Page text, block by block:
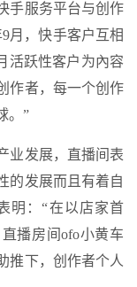
服务平台与创作
月，快手客户互相
活跃性客户为內容
作者，每一个创作
。”
发展，直播间表
的发展而且有着自
明：“在以店家首
播房间ofo小黄车
推下，创作者个人